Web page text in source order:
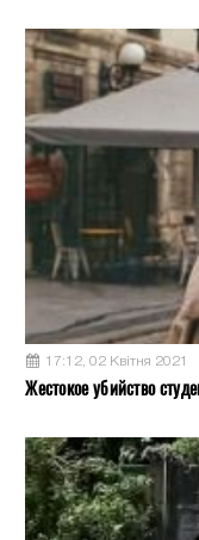
17:12, 02 Квітня 2021
Жестокое убийство